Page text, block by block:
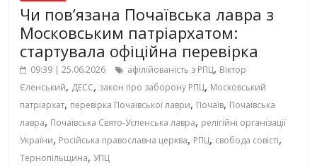
Чи пов’язана Почаївська лавра з
Московським патріархатом:
стартувала офіційна перевірка
09:39 | 25.06.2026 афілійованість з РПЦ, Віктор
Єленський, ДЕСС, закон про заборону РПЦ, Московський
патріархат, перевірка Почаївської лаври, Почаїв, Почаївська
лавра, Почаївська Свято-Успенська лавра, релігійні організації
України, Російська православна церква, РПЦ, свобода совісті,
Тернопільщина, УПЦ